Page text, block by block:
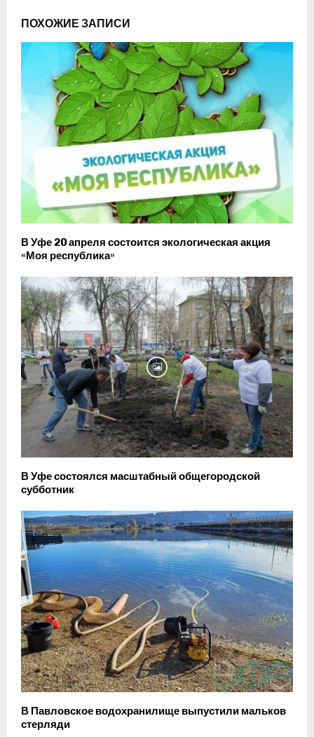
ПОХОЖИЕ ЗАПИСИ
В Уфе 20 апреля состоится экологическая акция
«Моя республика»
В Уфе состоялся масштабный общегородской
субботник
В Павловское водохранилище выпустили мальков
стерляди